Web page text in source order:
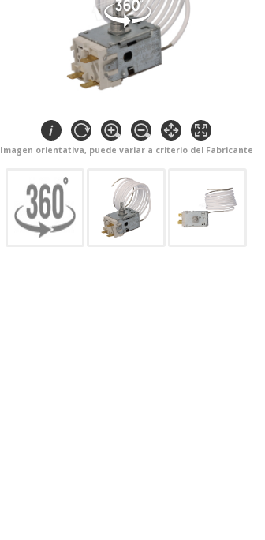
Imagen orientativa, puede variar a criterio del Fabricante